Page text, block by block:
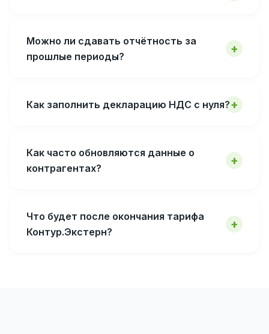
Можно ли сдавать отчётность за
прошлые периоды?
Как заполнить декларацию НДС с нуля?
Как часто обновляются данные о
контрагентах?
Что будет после окончания тарифа
Контур.Экстерн?